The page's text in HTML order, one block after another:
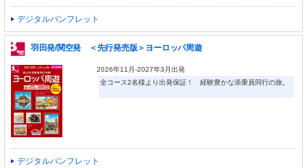
デジタルパンフレット
羽田発/関空発 ＜先行発売版＞ヨーロッパ周遊
2026年11月-2027年3月出発
全コース2名様より出発保証！ 経験豊かな添乗員同行の旅。
デジタルパンフレット